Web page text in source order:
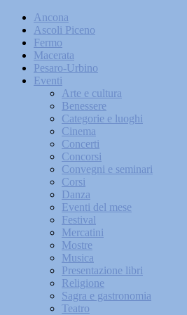
Ancona
Ascoli Piceno
Fermo
Macerata
Pesaro-Urbino
Eventi
Arte e cultura
Benessere
Categorie e luoghi
Cinema
Concerti
Concorsi
Convegni e seminari
Corsi
Danza
Eventi del mese
Festival
Mercatini
Mostre
Musica
Presentazione libri
Religione
Sagra e gastronomia
Teatro